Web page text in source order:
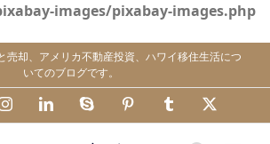
images/pixabay-images.php
売却、アメリカ不動産投資、ハワイ移住生活につ
いてのブログです。
InstagramLinkedInSkype Pinterest Tumblr